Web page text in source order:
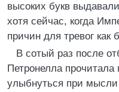
высоких букв
хотя сейчас, когда
причин для тревог как
В сотый раз после
Петронелла
улыбнуться при мысли